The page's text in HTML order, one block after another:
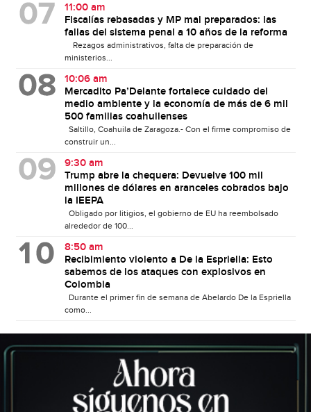
11:00 am
Fiscalías rebasadas y MP mal preparados: las
fallas del sistema penal a 10 años de la reforma
Rezagos administrativos, falta de preparación de
ministerios...
10:06 am
Mercadito Pa’Delante fortalece cuidado del
medio ambiente y la economía de más de 6 mil
500 familias coahuilenses
Saltillo, Coahuila de Zaragoza.- Con el firme compromiso de
construir un...
9:30 am
Trump abre la chequera: Devuelve 100 mil
millones de dólares en aranceles cobrados bajo
la IEEPA
Obligado por litigios, el gobierno de EU ha reembolsado
alrededor de 100...
8:50 am
Recibimiento violento a De la Espriella: Esto
sabemos de los ataques con explosivos en
Colombia
Durante el primer fin de semana de Abelardo De la Espriella
como...